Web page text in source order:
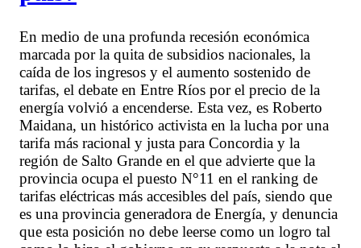
En medio de una profunda recesión económica
marcada por la quita de subsidios nacionales, la
caída de los ingresos y el aumento sostenido de
tarifas, el debate en Entre Ríos por el precio de la
energía volvió a encenderse. Esta vez, es Roberto
Maidana, un histórico activista en la lucha por una
tarifa más racional y justa para Concordia y la
región de Salto Grande en el que advierte que la
provincia ocupa el puesto N°11 en el ranking de
tarifas eléctricas más accesibles del país, siendo que
es una provincia generadora de Energía, y denuncia
que esta posición no debe leerse como un logro tal